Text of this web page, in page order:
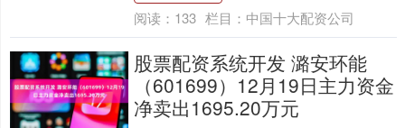
阅读： 133 栏目： 中国十大配资公司
股票配资系统开发 潞安环能
（601699）12月19日主力资金
净卖出1695.20万元